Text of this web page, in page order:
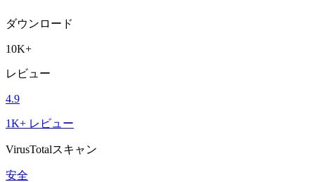
ダウンロード
10K+
レビュー
4.9
1K+ レビュー
VirusTotalスキャン
安全